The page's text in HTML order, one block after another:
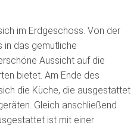
im Erdgeschoss. Von der
in das gemütliche
Aussicht auf die
bietet. Am Ende des
die Küche, die ausgestattet
Gleich anschließend
ist mit einer